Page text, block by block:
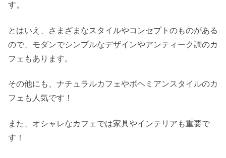
す。
とはいえ、さまざまなスタイルやコンセプトのものがある
ので、モダンでシンプルなデザインやアンティーク調のカ
フェもあります。
その他にも、ナチュラルカフェやボヘミアンスタイルのカ
フェも人気です！
また、オシャレなカフェでは家具やインテリアも重要で
す！